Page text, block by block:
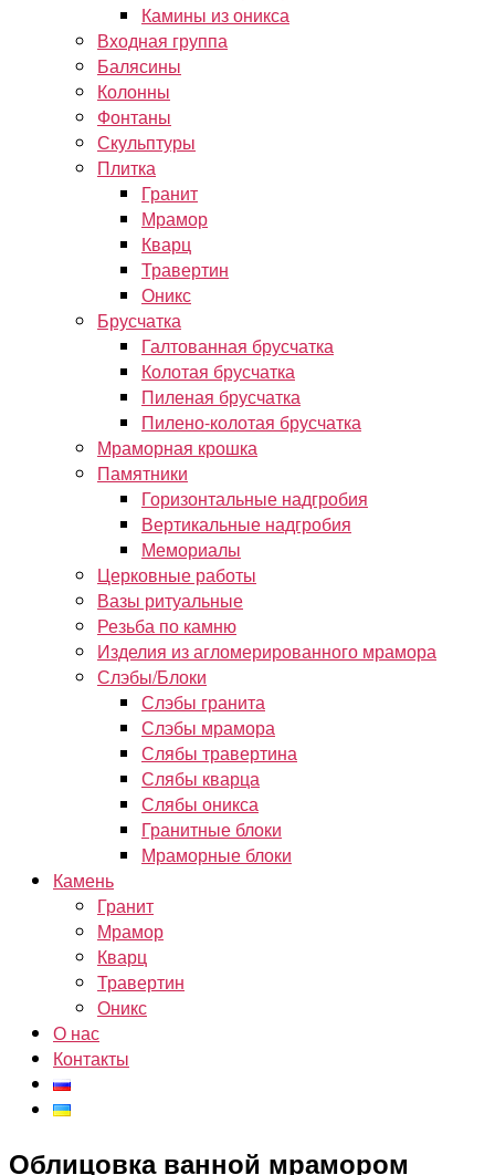
Камины из оникса
Входная группа
Балясины
Колонны
Фонтаны
Скульптуры
Плитка
Гранит
Мрамор
Кварц
Травертин
Оникс
Брусчатка
Галтованная брусчатка
Колотая брусчатка
Пиленая брусчатка
Пилено-колотая брусчатка
Мраморная крошка
Памятники
Горизонтальные надгробия
Вертикальные надгробия
Мемориалы
Церковные работы
Вазы ритуальные
Резьба по камню
Изделия из агломерированного мрамора
Слэбы/Блоки
Слэбы гранита
Слэбы мрамора
Слябы травертина
Слябы кварца
Слябы оникса
Гранитные блоки
Мраморные блоки
Камень
Гранит
Мрамор
Кварц
Травертин
Оникс
О нас
Контакты
Облицовка ванной мрамором